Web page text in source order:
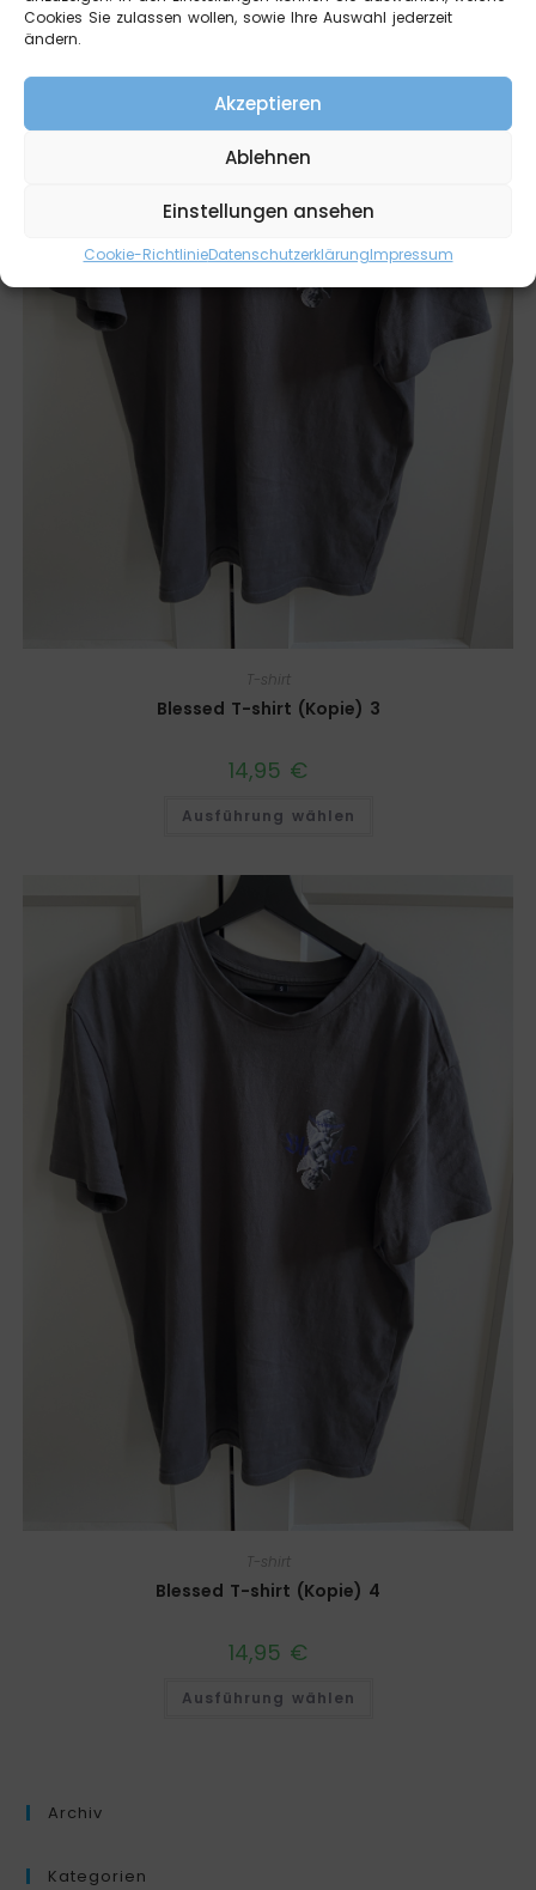
Cookies Sie zulassen wollen, sowie Ihre Auswahl jederzeit
ändern.
Akzeptieren
Ablehnen
Einstellungen ansehen
Cookie-RichtlinieDatenschutzerklärungImpressum
T-shirt
Blessed T-shirt (Kopie) 3
14,95 €
Ausführung wählen
T-shirt
Blessed T-shirt (Kopie) 4
14,95 €
Ausführung wählen
Archiv
Kategorien